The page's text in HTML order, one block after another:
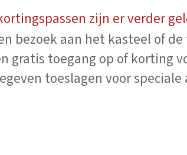
zijn er verder
bezoek aan het kasteel of
gratis toegang op of korting
toeslagen voor